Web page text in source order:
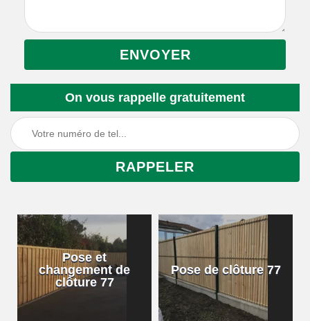
On vous rappelle gratuitement
Pose et
changement de
clôture 77
Pose de clôture 77